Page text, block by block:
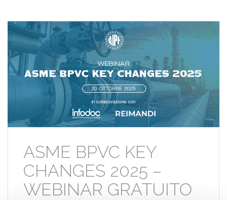
ASME BPVC KEY
CHANGES 2025 –
WEBINAR GRATUITO